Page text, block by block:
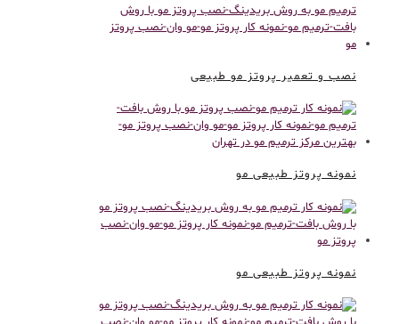
نصب و تعمیر پروتز مو طبیعی
نمونه پروتز طبیعی مو
نمونه پروتز طبیعی مو